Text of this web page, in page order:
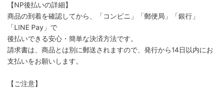
【NP後払いの詳細】
商品の到着を確認してから、「コンビニ」「郵便局」「銀行」
「LINE Pay」で
後払いできる安心・簡単な決済方法です。
請求書は、商品とは別に郵送されますので、発行から14日以内にお
支払いをお願いします。
【ご注意】